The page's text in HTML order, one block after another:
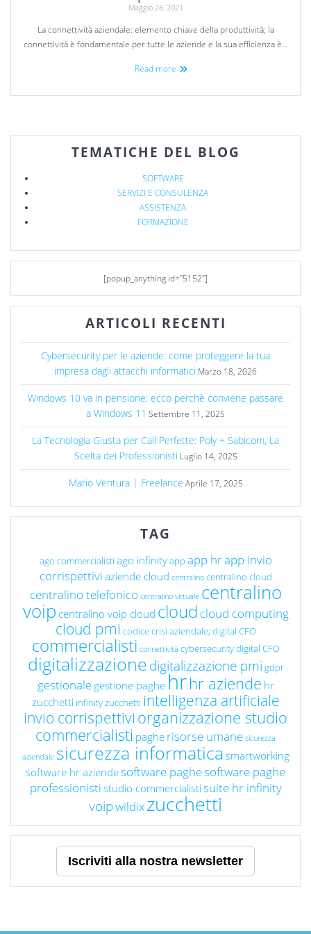
Maggio 26, 2021
La connettività aziendale: elemento chiave della produttività; la
connettività è fondamentale per tutte le aziende e la sua efficienza è…
Read more
TEMATICHE DEL BLOG
SOFTWARE
SERVIZI E CONSULENZA
ASSISTENZA
FORMAZIONE
[popup_anything id="5152"]
ARTICOLI RECENTI
Cybersecurity per le aziende: come proteggere la tua
impresa dagli attacchi informatici Marzo 18, 2026
Windows 10 va in pensione: ecco perchè conviene passare
a Windows 11 Settembre 11, 2025
La Tecnologia Giusta per Call Perfette: Poly + Sabicom, La
Scelta dei Professionisti Luglio 14, 2025
Mario Ventura | Freelance Aprile 17, 2025
TAG
ago commercialisti ago infinityapp app hrapp invio
corrispettivi aziende cloud centralino centralino cloud
centralino telefonico centralino virtuale centralino
voip centralino voip cloud cloud cloud computing
cloud pmi codice crisi aziendale; digital CFO
commercialisti connettività cybersecuritydigital CFO
digitalizzazionedigitalizzazione pmi gdpr
gestionale gestione paghe hrhr aziende hr
zucchetti infinity zucchetti intelligenza artificiale
invio corrispettivi organizzazione studio
commercialisti paghe risorse umane sicurezza
aziendale sicurezza informatica smartworking
software hr aziendesoftware paghesoftware paghe
professionisti studio commercialisti suite hr infinity
voipwildixzucchetti
Iscriviti alla nostra newsletter